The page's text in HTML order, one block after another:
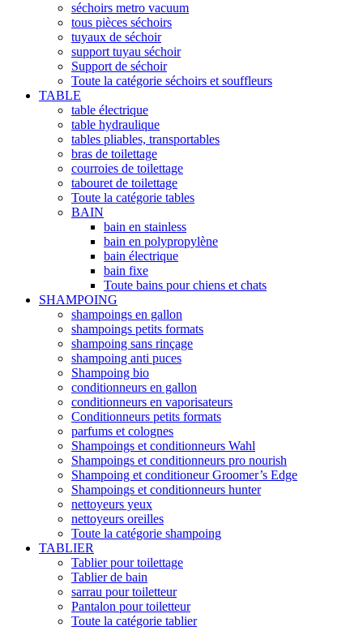
séchoirs metro vacuum
tous pièces séchoirs
tuyaux de séchoir
support tuyau séchoir
Support de séchoir
Toute la catégorie séchoirs et souffleurs
TABLE
table électrique
table hydraulique
tables pliables, transportables
bras de toilettage
courroies de toilettage
tabouret de toilettage
Toute la catégorie tables
BAIN
bain en stainless
bain en polypropylène
bain électrique
bain fixe
Toute bains pour chiens et chats
SHAMPOING
shampoings en gallon
shampoings petits formats
shampoing sans rinçage
shampoing anti puces
Shampoing bio
conditionneurs en gallon
conditionneurs en vaporisateurs
Conditionneurs petits formats
parfums et colognes
Shampoings et conditionneurs Wahl
Shampoings et conditionneurs pro nourish
Shampoing et conditioneur Groomer’s Edge
Shampoings et conditionneurs hunter
nettoyeurs yeux
nettoyeurs oreilles
Toute la catégorie shampoing
TABLIER
Tablier pour toilettage
Tablier de bain
sarrau pour toiletteur
Pantalon pour toiletteur
Toute la catégorie tablier